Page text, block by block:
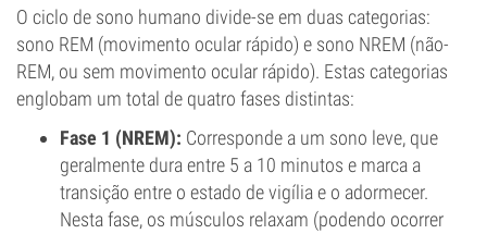
O ciclo de sono humano divide-se em duas categorias:
sono REM (movimento ocular rápido) e sono NREM (não-
REM, ou sem movimento ocular rápido). Estas categorias
englobam um total de quatro fases distintas:
Fase 1 (NREM): Corresponde a um sono leve, que
geralmente dura entre 5 a 10 minutos e marca a
transição entre o estado de vigília e o adormecer.
Nesta fase, os músculos relaxam (podendo ocorrer